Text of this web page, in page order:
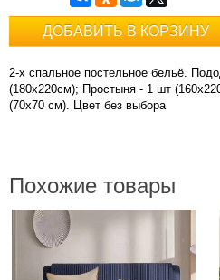
ДОБАВИТЬ В КОРЗИНУ
2-х спальное постельное бельё.
(180х220см); Простыня - 1 шт
(70х70 см). Цвет без выбора
Похожие товары